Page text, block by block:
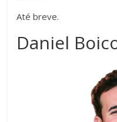
Até breve.
Daniel